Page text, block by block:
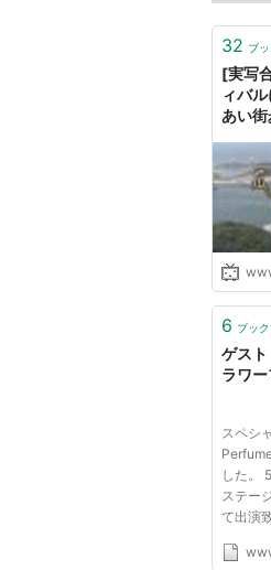
32 ブ
[実写
ィバ
あい
6 ブッ
ゲス
ラワ
スペシ
した。
ステー
て出演
フュー
月15日